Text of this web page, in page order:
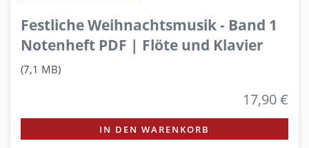
Festliche Weihnachtsmusik - Band 1
Notenheft PDF | Flöte und Klavier
(7,1 MB)
17,90 €
IN DEN WARENKORB